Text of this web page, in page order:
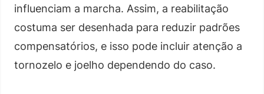
influenciam a marcha. Assim, a reabilitação
costuma ser desenhada para reduzir padrões
compensatórios, e isso pode incluir atenção a
tornozelo e joelho dependendo do caso.